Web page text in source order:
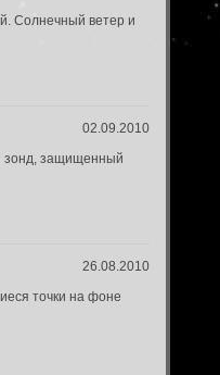
Солнечный ветер и
02.09.2010
зонд, защищенный
26.08.2010
точки на фоне